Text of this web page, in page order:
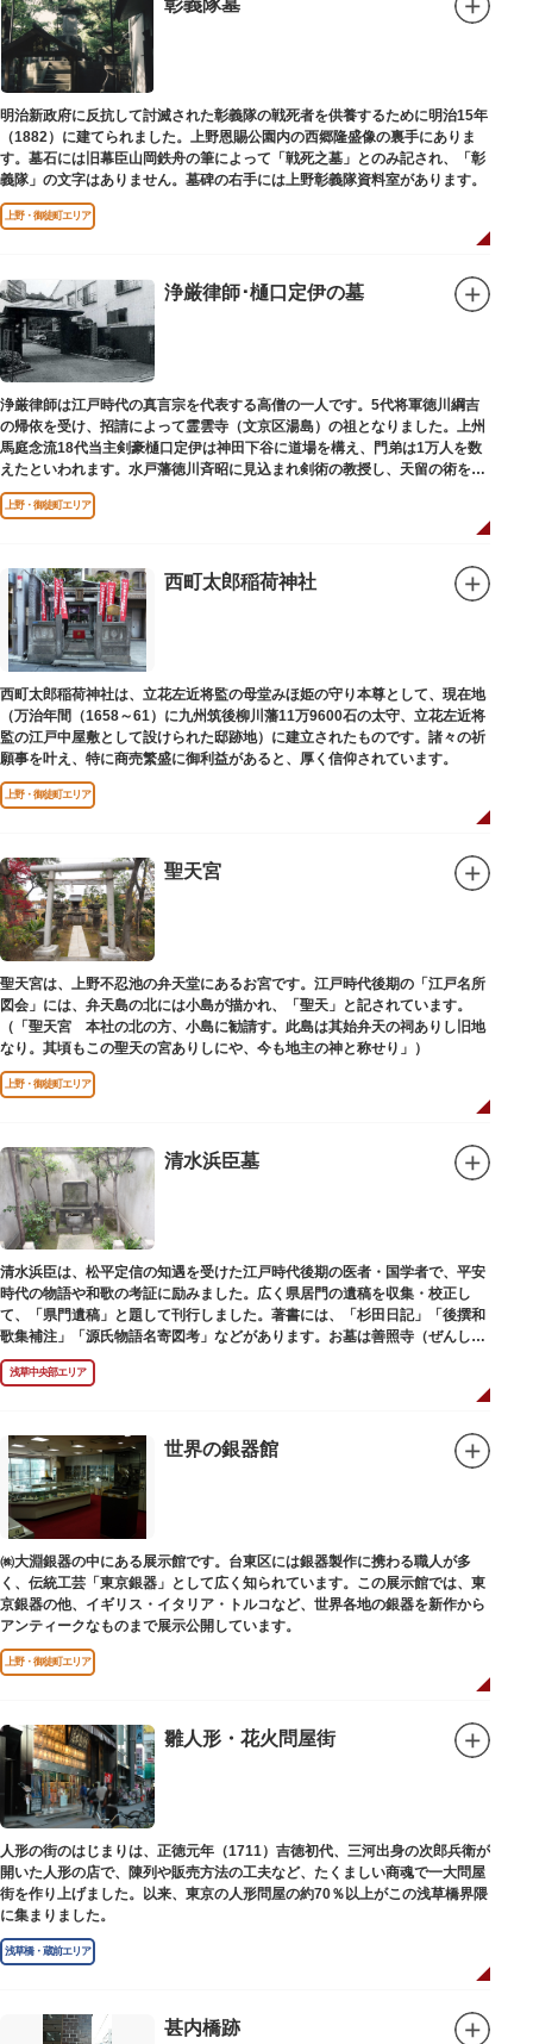
明治新政府に反抗して討滅された彰義隊の戦死者を供養するために明治15年
（1882）に建てられました。上野恩賜公園内の西郷隆盛像の裏手にありま
す。墓石には旧幕臣山岡鉄舟の筆によって「戦死之墓」とのみ記され、「彰
義隊」の文字はありません。墓碑の右手には上野彰義隊資料室があります。
上野・御徒町エリア
浄厳律師･樋口定伊の墓
浄厳律師は江戸時代の真言宗を代表する高僧の一人です。5代将軍徳川綱吉
の帰依を受け、招請によって霊雲寺（文京区湯島）の祖となりました。上州
馬庭念流18代当主剣豪樋口定伊は神田下谷に道場を構え、門弟は1万人を数
えたといわれます。水戸藩徳川斉昭に見込まれ剣術の教授し、天留の術を創
案しました。お墓は妙極院（みょうごくいん）にあります。
上野・御徒町エリア
西町太郎稲荷神社
西町太郎稲荷神社は、立花左近将監の母堂みほ姫の守り本尊として、現在地
（万治年間（1658～61）に九州筑後柳川藩11万9600石の太守、立花左近将
監の江戸中屋敷として設けられた邸跡地）に建立されたものです。諸々の祈
願事を叶え、特に商売繁盛に御利益があると、厚く信仰されています。
上野・御徒町エリア
聖天宮
聖天宮は、上野不忍池の弁天堂にあるお宮です。江戸時代後期の「江戸名所
図会」には、弁天島の北には小島が描かれ、「聖天」と記されています。
（「聖天宮 本社の北の方、小島に勧請す。此島は其始弁天の祠ありし旧地
なり。其頃もこの聖天の宮ありしにや、今も地主の神と称せり」）
上野・御徒町エリア
清水浜臣墓
清水浜臣は、松平定信の知遇を受けた江戸時代後期の医者・国学者で、平安
時代の物語や和歌の考証に励みました。広く県居門の遺稿を収集・校正し
て、「県門遺稿」と題して刊行しました。著書には、「杉田日記」「後撰和
歌集補注」「源氏物語名寄図考」などがあります。お墓は善照寺（ぜんしょ
うじ）境内にあります。
浅草中央部エリア
世界の銀器館
㈱大淵銀器の中にある展示館です。台東区には銀器製作に携わる職人が多
く、伝統工芸「東京銀器」として広く知られています。この展示館では、東
京銀器の他、イギリス・イタリア・トルコなど、世界各地の銀器を新作から
アンティークなものまで展示公開しています。
上野・御徒町エリア
雛人形・花火問屋街
人形の街のはじまりは、正徳元年（1711）吉徳初代、三河出身の次郎兵衛が
開いた人形の店で、陳列や販売方法の工夫など、たくましい商魂で一大問屋
街を作り上げました。以来、東京の人形問屋の約70％以上がこの浅草橋界隈
に集まりました。
浅草橋・蔵前エリア
甚内橋跡